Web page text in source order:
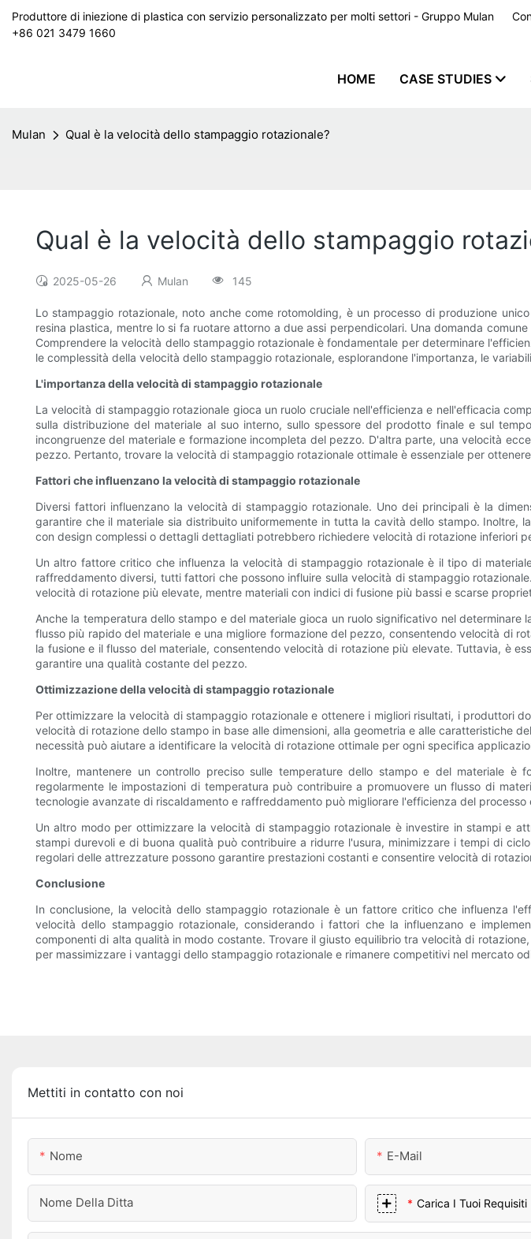
Produttore di iniezione di plastica con servizio personalizzato per molti settori - Gruppo Mulan
+86 021 3479 1660
HOME CASE STUDIES
Mulan Qual è la velocità dello stampaggio rotazionale?
Qual è la velocità dello stampaggio
2025-05-26 Mulan 145
Lo stampaggio rotazionale, noto anche come rotomolding, è un processo di produzione
resina plastica, mentre lo si fa ruotare attorno a due assi perpendicolari. Una domanda
Comprendere la velocità dello stampaggio rotazionale è fondamentale per determinare
le complessità della velocità dello stampaggio rotazionale, esplorandone l'importanza, le
L'importanza della velocità di stampaggio rotazionale
La velocità di stampaggio rotazionale gioca un ruolo cruciale nell'efficienza e nell'efficacia
sulla distribuzione del materiale al suo interno, sullo spessore del prodotto finale e sul
incongruenze del materiale e formazione incompleta del pezzo. D'altra parte, una velocità
pezzo. Pertanto, trovare la velocità di stampaggio rotazionale ottimale è essenziale per
Fattori che influenzano la velocità di stampaggio rotazionale
Diversi fattori influenzano la velocità di stampaggio rotazionale. Uno dei principali è la
garantire che il materiale sia distribuito uniformemente in tutta la cavità dello stampo.
con design complessi o dettagli dettagliati potrebbero richiedere velocità di rotazione inferiori
Un altro fattore critico che influenza la velocità di stampaggio rotazionale è il tipo di
raffreddamento diversi, tutti fattori che possono influire sulla velocità di stampaggio
velocità di rotazione più elevate, mentre materiali con indici di fusione più bassi e scarse
Anche la temperatura dello stampo e del materiale gioca un ruolo significativo nel
flusso più rapido del materiale e una migliore formazione del pezzo, consentendo velocità di
la fusione e il flusso del materiale, consentendo velocità di rotazione più elevate. Tuttavia, è
garantire una qualità costante del pezzo.
Ottimizzazione della velocità di stampaggio rotazionale
Per ottimizzare la velocità di stampaggio rotazionale e ottenere i migliori risultati, i produttori
velocità di rotazione dello stampo in base alle dimensioni, alla geometria e alle caratteristiche
necessità può aiutare a identificare la velocità di rotazione ottimale per ogni specifica
Inoltre, mantenere un controllo preciso sulle temperature dello stampo e del materiale è
regolarmente le impostazioni di temperatura può contribuire a promuovere un flusso di
tecnologie avanzate di riscaldamento e raffreddamento può migliorare l'efficienza del
Un altro modo per ottimizzare la velocità di stampaggio rotazionale è investire in stampi e
stampi durevoli e di buona qualità può contribuire a ridurre l'usura, minimizzare i tempi di
regolari delle attrezzature possono garantire prestazioni costanti e consentire velocità di
Conclusione
In conclusione, la velocità dello stampaggio rotazionale è un fattore critico che influenza
velocità dello stampaggio rotazionale, considerando i fattori che la influenzano e
componenti di alta qualità in modo costante. Trovare il giusto equilibrio tra velocità di
per massimizzare i vantaggi dello stampaggio rotazionale e rimanere competitivi nel mercato
Mettiti in contatto con noi
Nome E-Mail
Nome Della Ditta Carica I Tuoi Requisiti